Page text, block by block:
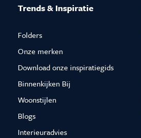
Trends & Inspiratie
Folders
Onze merken
Download onze inspiratiegids
Binnenkijken Bij
Woonstijlen
Blogs
Interieuradvies